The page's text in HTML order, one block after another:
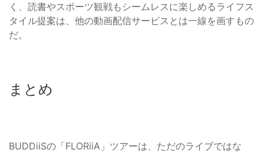
く、読書やスポーツ観戦もシームレスに楽しめるライフス
タイル提案は、他の動画配信サービスとは一線を画すもの
だ。
まとめ
BUDDiiSの「FLORiiA」ツアーは、ただのライブではな